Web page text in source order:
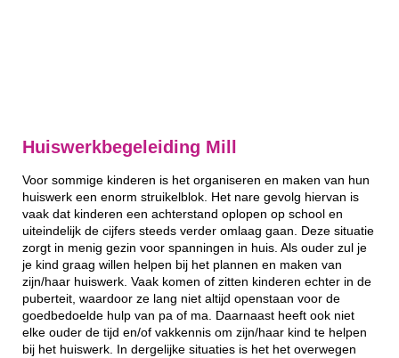
Huiswerkbegeleiding Mill
Voor sommige kinderen is het organiseren en maken van hun
huiswerk een enorm struikelblok. Het nare gevolg hiervan is
vaak dat kinderen een achterstand oplopen op school en
uiteindelijk de cijfers steeds verder omlaag gaan. Deze situatie
zorgt in menig gezin voor spanningen in huis. Als ouder zul je
je kind graag willen helpen bij het plannen en maken van
zijn/haar huiswerk. Vaak komen of zitten kinderen echter in de
puberteit, waardoor ze lang niet altijd openstaan voor de
goedbedoelde hulp van pa of ma. Daarnaast heeft ook niet
elke ouder de tijd en/of vakkennis om zijn/haar kind te helpen
bij het huiswerk. In dergelijke situaties is het het overwegen